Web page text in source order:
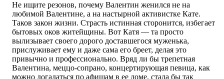
Не ищите резонов, почему Валентин женился не на
любимой Валентине, а на настырной активистке Кате.
Таков закон жизни. Страсть истинная сторонится, избегает
бытовых оков житейщины. Вот Катя — та просто
вылизывает своего дорого доставшегося муженька,
прислуживает ему и даже сама его бреет, делая это
привычно и профессионально. Вряд ли бы трепетная
Валентина, меццо-сопрано, концертирующая певица, как
можно догадаться по афишам в ее доме, стала бы так